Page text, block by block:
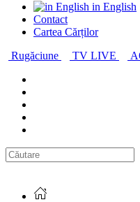
in English
Contact
Cartea Cărților
Rugăciune
TV LIVE